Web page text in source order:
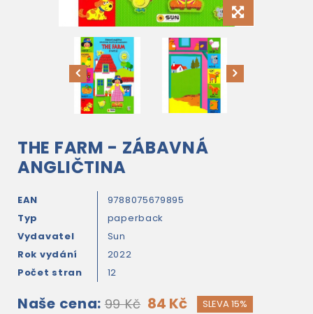
THE FARM - ZÁBAVNÁ
ANGLIČTINA
EAN
9788075679895
Typ
paperback
Vydavatel
Sun
Rok vydání
2022
Počet stran
12
Naše cena: 99 Kč 84 Kč SLEVA 15%